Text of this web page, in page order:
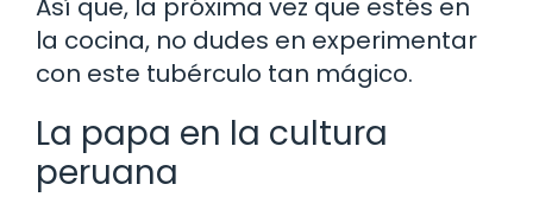
Así que, la próxima vez que estés en
la cocina, no dudes en experimentar
con este tubérculo tan mágico.
La papa en la cultura
peruana